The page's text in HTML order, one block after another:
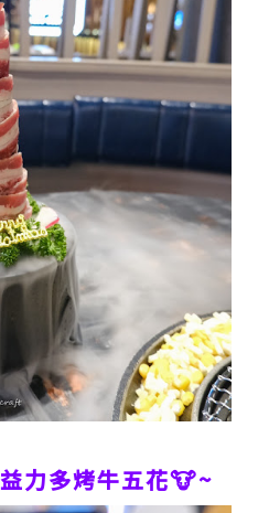
力多烤牛五花🐮~